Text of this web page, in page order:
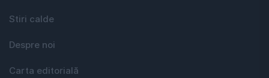
Stiri calde
Despre noi
Carta editorială